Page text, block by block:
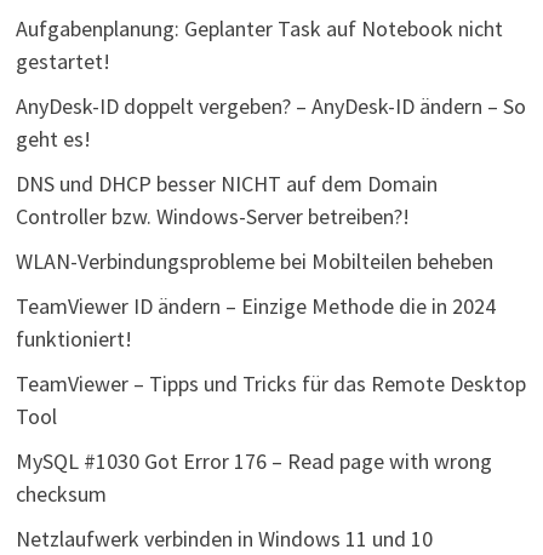
Aufgabenplanung: Geplanter Task auf Notebook nicht
gestartet!
AnyDesk-ID doppelt vergeben? – AnyDesk-ID ändern – So
geht es!
DNS und DHCP besser NICHT auf dem Domain
Controller bzw. Windows-Server betreiben?!
WLAN-Verbindungsprobleme bei Mobilteilen beheben
TeamViewer ID ändern – Einzige Methode die in 2024
funktioniert!
TeamViewer – Tipps und Tricks für das Remote Desktop
Tool
MySQL #1030 Got Error 176 – Read page with wrong
checksum
Netzlaufwerk verbinden in Windows 11 und 10